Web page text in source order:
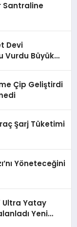
Santraline
Devi
Vurdu Büyük
Çip Geliştirdi
Şarj Tüketimi
Yöneteceğini
Ultra Yatay
Yeni